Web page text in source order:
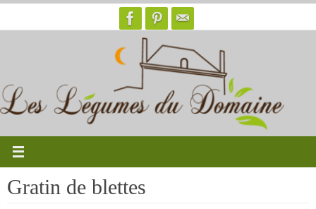
vers
Gratin de blettes